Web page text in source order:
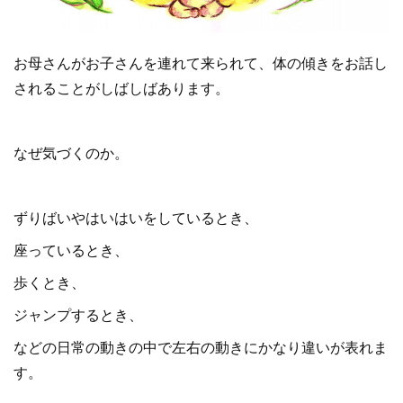
お母さんがお子さんを連れて来られて、体の傾きをお話し
されることがしばしばあります。
なぜ気づくのか。
ずりばいやはいはいをしているとき、
座っているとき、
歩くとき、
ジャンプするとき、
などの日常の動きの中で左右の動きにかなり違いが表れま
す。